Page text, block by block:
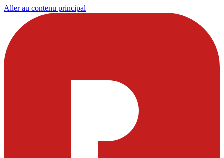
Aller au contenu principal